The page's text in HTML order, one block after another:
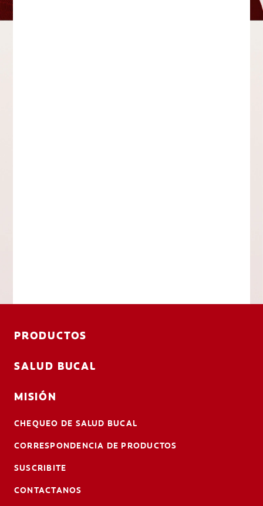
PRODUCTOS
SALUD BUCAL
MISIÓN
CHEQUEO DE SALUD BUCAL
CORRESPONDENCIA DE PRODUCTOS
SUSCRIBITE
CONTACTANOS